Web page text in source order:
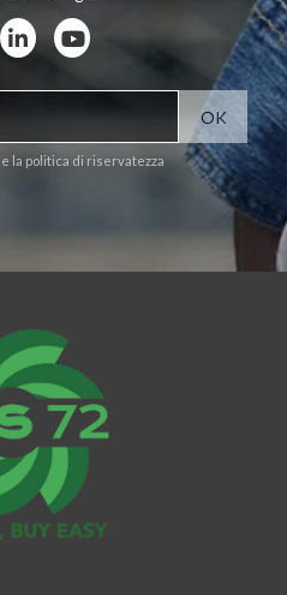
la politica di riservatezza